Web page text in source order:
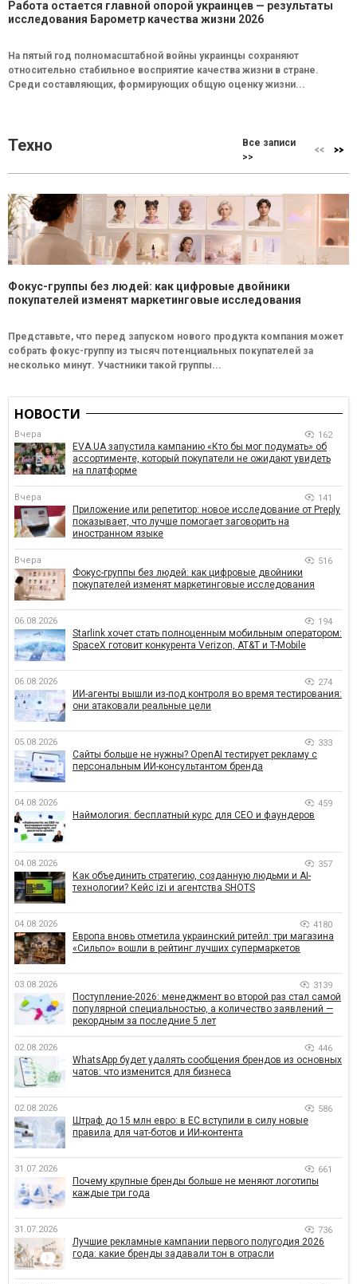
Работа остается главной опорой украинцев — результаты
исследования Барометр качества жизни 2026
На пятый год полномасштабной войны украинцы сохраняют
относительно стабильное восприятие качества жизни в стране.
Среди составляющих, формирующих общую оценку жизни...
Техно
Все записи
>>
Фокус-группы без людей: как цифровые двойники
покупателей изменят маркетинговые исследования
Представьте, что перед запуском нового продукта компания может
собрать фокус-группу из тысяч потенциальных покупателей за
несколько минут. Участники такой группы...
НОВОСТИ
Вчера 162
EVA.UA запустила кампанию «Кто бы мог подумать» об
ассортименте, который покупатели не ожидают увидеть
на платформе
Вчера 141
Приложение или репетитор: новое исследование от Preply
показывает, что лучше помогает заговорить на
иностранном языке
Вчера 516
Фокус-группы без людей: как цифровые двойники
покупателей изменят маркетинговые исследования
06.08.2026 194
Starlink хочет стать полноценным мобильным оператором:
SpaceX готовит конкурента Verizon, AT&T и T-Mobile
06.08.2026 274
ИИ-агенты вышли из-под контроля во время тестирования:
они атаковали реальные цели
05.08.2026 333
Сайты больше не нужны? OpenAI тестирует рекламу с
персональным ИИ-консультантом бренда
04.08.2026 459
Наймология: бесплатный курс для CEO и фаундеров
04.08.2026 357
Как объединить стратегию, созданную людьми и AI-
технологии? Кейс izi и агентства SHOTS
04.08.2026 4180
Европа вновь отметила украинский ритейл: три магазина
«Сильпо» вошли в рейтинг лучших супермаркетов
03.08.2026 3139
Поступление-2026: менеджмент во второй раз стал самой
популярной специальностью, а количество заявлений —
рекордным за последние 5 лет
02.08.2026 446
WhatsApp будет удалять сообщения брендов из основных
чатов: что изменится для бизнеса
02.08.2026 586
Штраф до 15 млн евро: в ЕС вступили в силу новые
правила для чат-ботов и ИИ-контента
31.07.2026 661
Почему крупные бренды больше не меняют логотипы
каждые три года
31.07.2026 736
Лучшие рекламные кампании первого полугодия 2026
года: какие бренды задавали тон в отрасли